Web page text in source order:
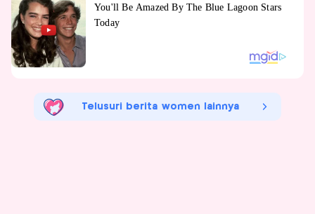
Telusuri berita women lainnya